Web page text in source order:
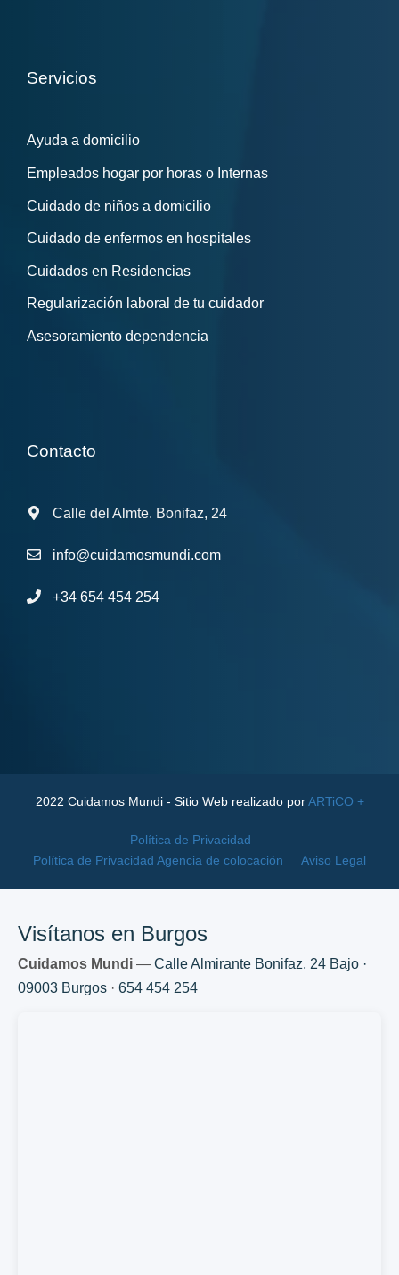
Servicios
Ayuda a domicilio
Empleados hogar por horas o Internas
Cuidado de niños a domicilio
Cuidado de enfermos en hospitales
Cuidados en Residencias
Regularización laboral de tu cuidador
Asesoramiento dependencia
Contacto
Calle del Almte. Bonifaz, 24
info@cuidamosmundi.com
+34 654 454 254
2022 Cuidamos Mundi - Sitio Web realizado porARTiCO +
Política de Privacidad
Política de Privacidad Agencia de colocación
Aviso Legal
Visítanos en Burgos
Cuidamos Mundi — Calle Almirante Bonifaz, 24 Bajo ·
09003 Burgos · 654 454 254